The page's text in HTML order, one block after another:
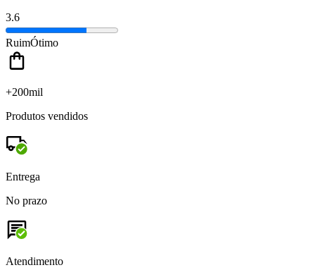
3.6
RuimÓtimo
+200mil
Produtos vendidos
Entrega
No prazo
Atendimento